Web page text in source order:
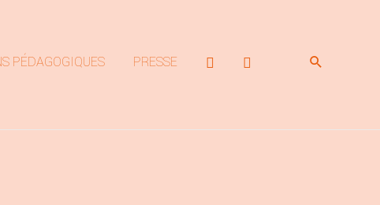
PÉDAGOGIQUES PRESSE Rechercher